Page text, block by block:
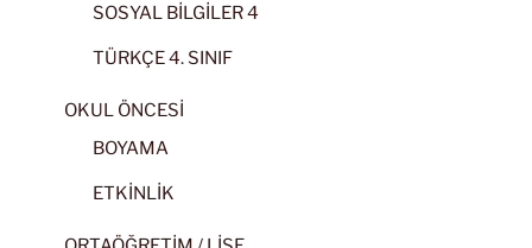
SOSYAL BİLGİLER 4
TÜRKÇE 4. SINIF
OKUL ÖNCESİ
BOYAMA
ETKİNLİK